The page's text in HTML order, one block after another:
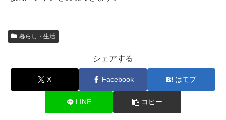
暮らし・生活
シェアする
X Facebook はてブ
LINE コピー